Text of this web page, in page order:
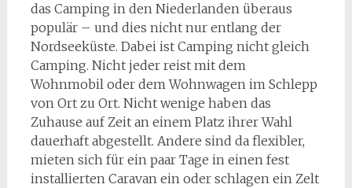
das Camping in den Niederlanden überaus
populär – und dies nicht nur entlang der
Nordseeküste. Dabei ist Camping nicht gleich
Camping. Nicht jeder reist mit dem
Wohnmobil oder dem Wohnwagen im Schlepp
von Ort zu Ort. Nicht wenige haben das
Zuhause auf Zeit an einem Platz ihrer Wahl
dauerhaft abgestellt. Andere sind da flexibler,
mieten sich für ein paar Tage in einen fest
installierten Caravan ein oder schlagen ein Zelt